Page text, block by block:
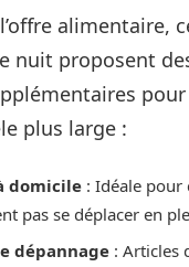
alimentaire,
nuit proposent
plus large :
domicile : Idéale pour
pas se déplacer en
dépannage : Articles